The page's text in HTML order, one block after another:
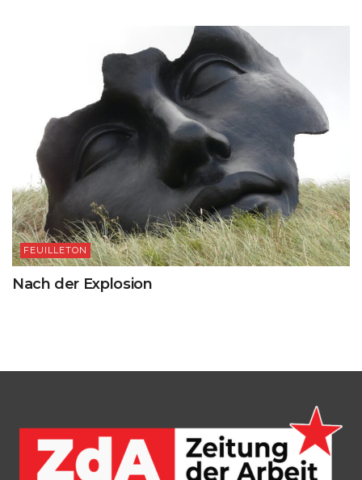
FEUILLETON
Nach der Explosion